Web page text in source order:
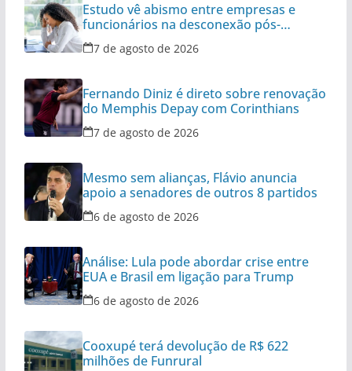
Estudo vê abismo entre empresas e
funcionários na desconexão pós-
expediente
7 de agosto de 2026
Fernando Diniz é direto sobre renovação
do Memphis Depay com Corinthians
7 de agosto de 2026
Mesmo sem alianças, Flávio anuncia
apoio a senadores de outros 8 partidos
6 de agosto de 2026
Análise: Lula pode abordar crise entre
EUA e Brasil em ligação para Trump
6 de agosto de 2026
Cooxupé terá devolução de R$ 622
milhões de Funrural